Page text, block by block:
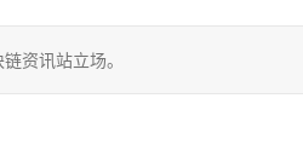
资讯站立场。